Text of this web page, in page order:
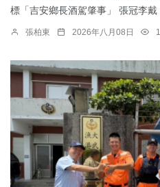
標「吉安鄉長酒駕肇事」 張冠李戴
張柏東 2026年八月08日